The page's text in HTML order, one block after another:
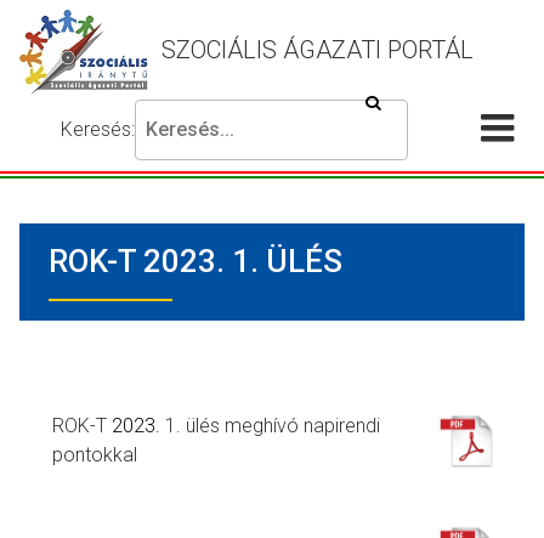
SZOCIÁLIS ÁGAZATI PORTÁL
Keresés:
Írja
be
keresni
kívánt
majd
keresés
gombot.
Keresés
beállítások
ROK-T 2023. 1. ÜLÉS
ROK-T 2023. 1. ülés meghívó napirendi
pontokkal